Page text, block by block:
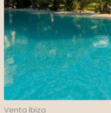
Venta Ibiza